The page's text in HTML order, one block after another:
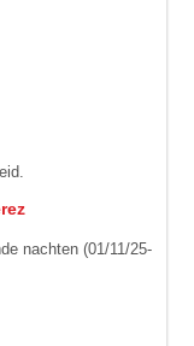
nachten (01/11/25-